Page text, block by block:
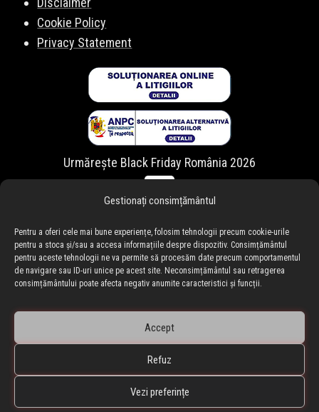
Gestionați consimțământul
Pentru a oferi cele mai bune experiențe, folosim tehnologii precum cookie-urile
pentru a stoca și/sau a accesa informațiile despre dispozitiv. Consimțământul
pentru aceste tehnologii ne va permite să procesăm date precum comportamentul
de navigare sau ID-uri unice pe acest site. Neconsimțământul sau retragerea
consimțământului poate afecta negativ anumite caracteristici și funcții.
Accept
Refuz
Vezi preferințe
Cookie Policy
Privacy Statement
Urmărește Black Friday România 2026
🇷🇴 blackfriday.ro•🇧🇬 blackfriday.bg
BLACKFRIDAY.ro • Black Friday Romania ® Copyright © 2010-
2026